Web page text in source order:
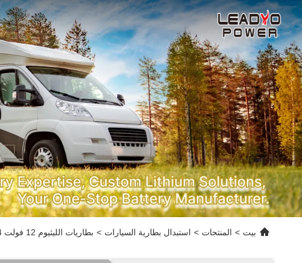
بيت > المنتجات > استبدال بطارية السيارات > بطاريات الليثيوم 12 فولت 1200CCA 100ah Lifepo4 بطارية بداية السيارة